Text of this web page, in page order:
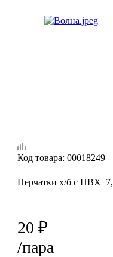
Код товара: 00018249
Перчатки х/б с ПВХ
20 ₽
/пара